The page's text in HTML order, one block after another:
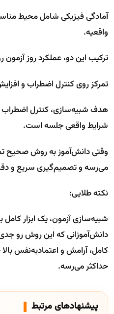
آمادگی فیزیکی شامل محیط
واقعیه.
ترکیب این دو، عملکرد روز آزمون
تمرکز روی کنترل اضطراب و
هدف شبیه‌سازی، کنترل اضطراب
شرایط واقعی جلسه است.
وقتی دانش‌آموز به روش صحیح
می‌رسه و تصمیم‌گیری سریع و
نکته طلایی:
شبیه‌سازی آزمون، یک ابزار
دانش‌آموزانی که این روش رو
کامل، آرامش و اعتمادبه‌نفس
حداکثر می‌رسه.
پیشنهادهای مرتبط